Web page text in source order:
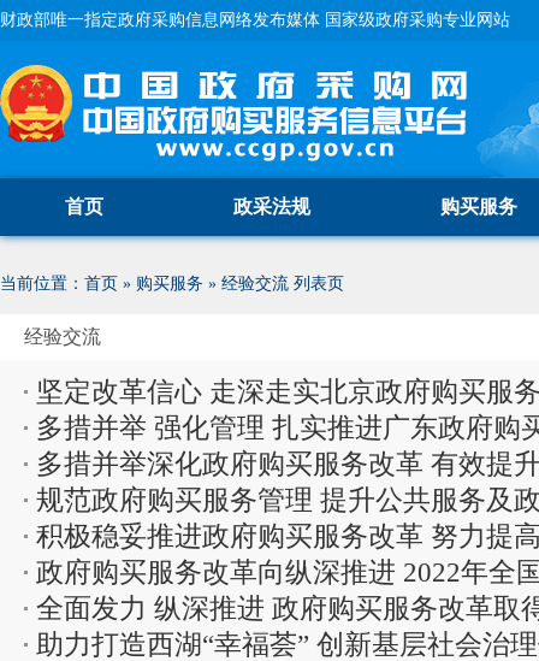
财政部唯一指定政府采购信息网络发布媒体 国家级政府采购专业网站
首页 政采法规 购买服务
当前位置： 首页 » 购买服务 » 经验交流 列表页
经验交流
坚定改革信心 走深走实北京政府购买服
多措并举 强化管理 扎实推进广东政府购
多措并举深化政府购买服务改革 有效提
规范政府购买服务管理 提升公共服务及
积极稳妥推进政府购买服务改革 努力
安徽省政府...
政府购买服务改革向纵深推进 2022年全
近5000亿元
全面发力 纵深推进 政府购买服务改革取
助力打造西湖“幸福荟” 创新基层社会治